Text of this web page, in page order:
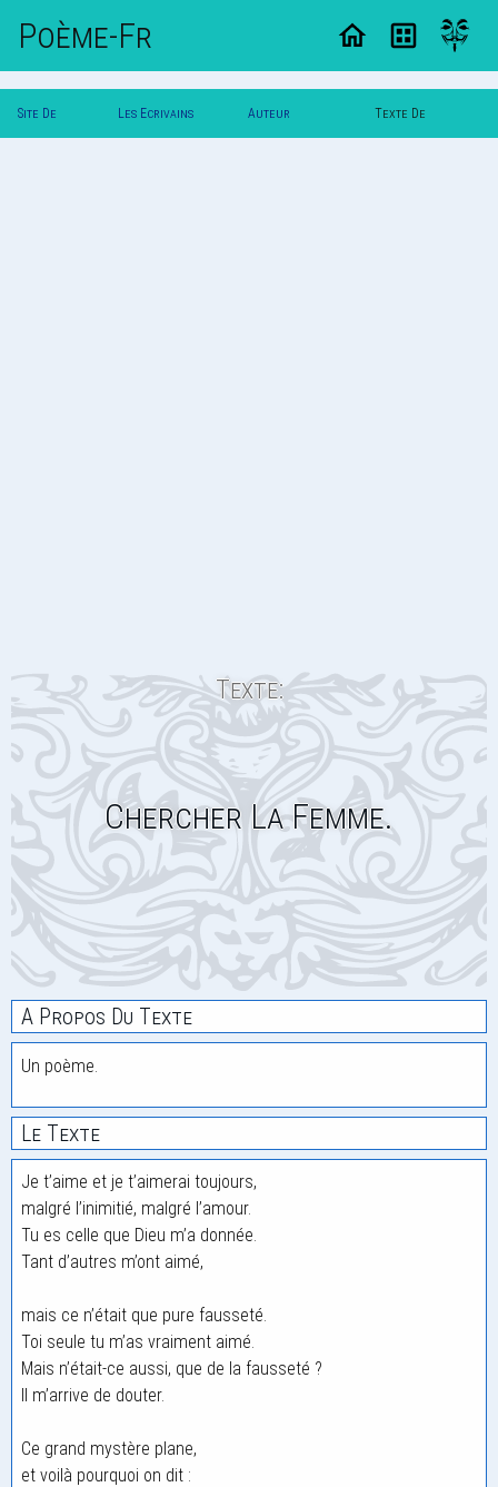
Poème-Fr
Site De Les Ecrivains Auteur Texte De
Texte:
Chercher La Femme.
A Propos Du Texte
Un poème.
Le Texte
Je t’aime et je t’aimerai toujours,
malgré l’inimitié, malgré l’amour.
Tu es celle que Dieu m’a donnée.
Tant d’autres m’ont aimé,
mais ce n’était que pure fausseté.
Toi seule tu m’as vraiment aimé.
Mais n’était-ce aussi, que de la fausseté ?
Il m’arrive de douter.
Ce grand mystère plane,
et voilà pourquoi on dit :